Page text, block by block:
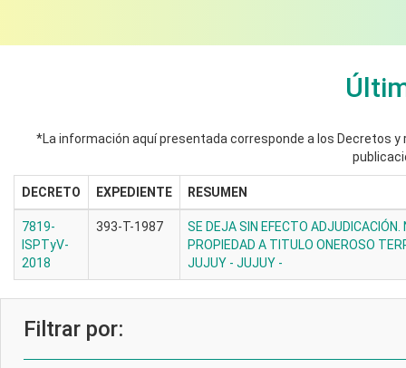
*La información aquí presentada corresponde a los Decretos
DECRETO EXPEDIENTE RESUMEN
7819-
ISPTyV-
2018
393-T-1987
SE DEJA SIN EFECTO ADJUDICACIÓN.
PROPIEDAD A TITULO ONEROSO
JUJUY - JUJUY -
Filtrar por: